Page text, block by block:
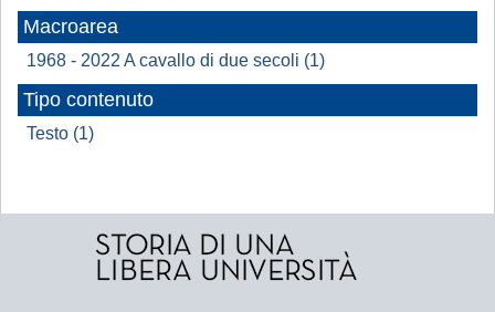
Macroarea
1968 - 2022 A cavallo di due secoli (1)
Tipo contenuto
Testo (1)